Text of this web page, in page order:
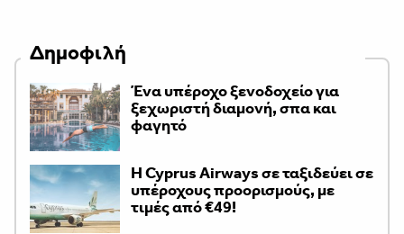
Δημοφιλή
Ένα υπέροχο ξενοδοχείο για
ξεχωριστή διαμονή, σπα και
φαγητό
H Cyprus Airways σε ταξιδεύει σε
υπέροχους προορισμούς, με
τιμές από €49!